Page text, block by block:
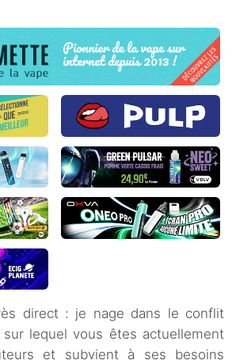
direct : je nage dans le conflit
sur lequel vous êtes actuellement
et subvient à ses besoins